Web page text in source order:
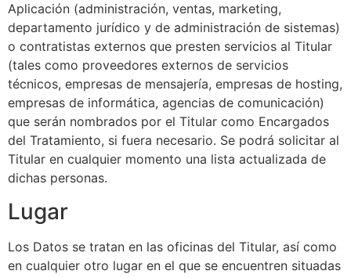
Aplicación (administración, ventas, marketing,
departamento jurídico y de administración de sistemas)
o contratistas externos que presten servicios al Titular
(tales como proveedores externos de servicios
técnicos, empresas de mensajería, empresas de hosting,
empresas de informática, agencias de comunicación)
que serán nombrados por el Titular como Encargados
del Tratamiento, si fuera necesario. Se podrá solicitar al
Titular en cualquier momento una lista actualizada de
dichas personas.
Lugar
Los Datos se tratan en las oficinas del Titular, así como
en cualquier otro lugar en el que se encuentren situadas